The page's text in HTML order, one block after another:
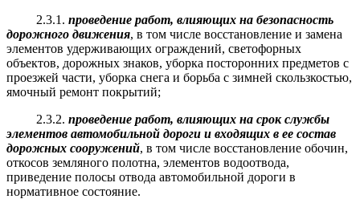
2.3.1.проведение работ, влияющих на безопасность
дорожного движения, в том числе восстановление и замена
элементов удерживающих ограждений, светофорных
объектов, дорожных знаков, уборка посторонних предметов с
проезжей части, уборка снега и борьба с зимней скользкостью,
ямочный ремонт покрытий;
2.3.2.проведение работ, влияющих на срок службы
элементов автомобильной дороги и входящих в ее состав
дорожных сооружений, в том числе восстановление обочин,
откосов земляного полотна, элементов водоотвода,
приведение полосы отвода автомобильной дороги в
нормативное состояние.